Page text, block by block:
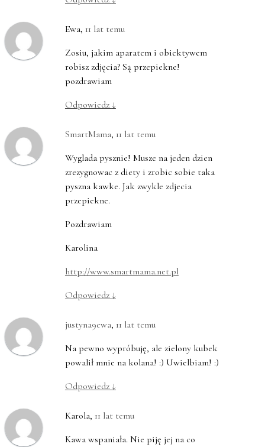
Ewa, 11 lat temu
Zosiu, jakim aparatem i obiektywem
robisz zdjęcia? Są przepiekne!
pozdrawiam
Odpowiedz ↓
SmartMama, 11 lat temu
Wyglada pysznie! Musze na jeden dzien
zrezygnowac z diety i zrobic sobie taka
pyszna kawke. Jak zwykle zdjecia
przepiekne.
Pozdrawiam
Karolina
http://www.smartmama.net.pl
Odpowiedz ↓
justyna9ewa, 11 lat temu
Na pewno wypróbuję, ale zielony kubek
powalił mnie na kolana! :) Uwielbiam! :)
Odpowiedz ↓
Karola, 11 lat temu
Kawa wspaniała. Nie piję jej na co